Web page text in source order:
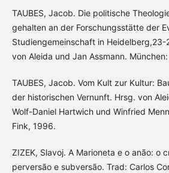
TAUBES, Jacob. Die politische
gehalten an der Forschungsstätte der
Studiengemeinschaft in Heidelberg,23-
von Aleida und Jan Assmann.
TAUBES, Jacob. Vom Kult zur Kultur:
der historischen Vernunft. Hrsg. von
Wolf-Daniel Hartwich und Winfried
Fink, 1996.
ZIZEK, Slavoj. A Marioneta e o anão: o
perversão e subversão. Trad: Carlos